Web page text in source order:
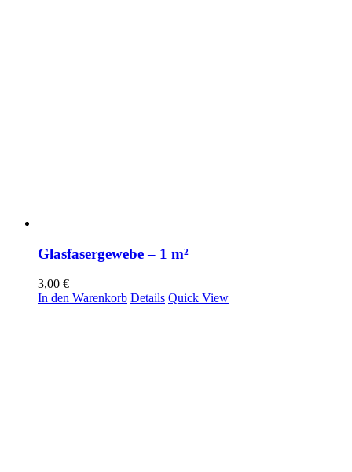
Glasfasergewebe – 1 m²
3,00 €
In den Warenkorb Details Quick View